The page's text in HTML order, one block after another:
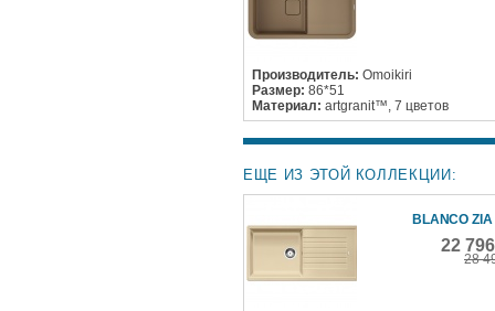
Производитель: Omoikiri
Размер: 86*51
Материал: artgranit™, 7 цветов
ЕЩЕ ИЗ ЭТОЙ КОЛЛЕКЦИИ:
BLANCO ZIA
22
28